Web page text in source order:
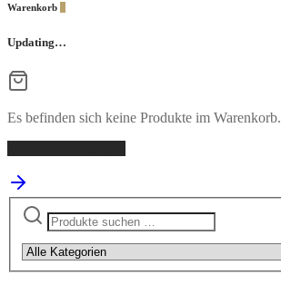
Warenkorb
Updating…
Es befinden sich keine Produkte im Warenkorb.
Suchen
nach: